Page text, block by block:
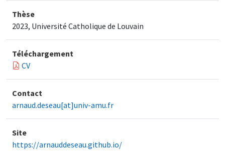
Thèse
2023, Université Catholique de Louvain
Téléchargement
CV
Contact
arnaud.deseau[at]univ-amu.fr
Site
https://arnauddeseau.github.io/